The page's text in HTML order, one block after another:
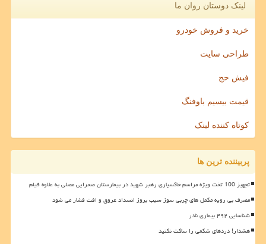
لینک دوستان روان ما
خرید و فروش خودرو
طراحی سایت
فیش حج
قیمت بیسیم باوفنگ
کوتاه کننده لینک
پربیننده ترین ها
تجهیز 100 تخت ویژه مراسم خاکسپاری رهبر شهید در بیمارستان صحرایی مصلی به علاوه فیلم
مصرف بی رویه مکمل های چربی سوز سبب بروز انسداد عروق و افت فشار می شود
شناسایی ۴۹۲ بیماری نادر
هشدار! دردهای شکمی را ساکت نکنید